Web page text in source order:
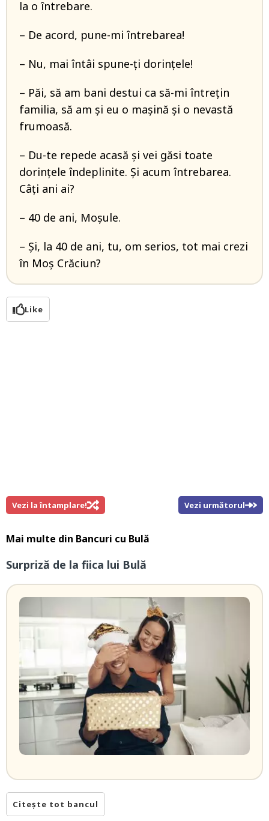
la o întrebare.
– De acord, pune-mi întrebarea!
– Nu, mai întâi spune-ţi dorinţele!
– Păi, să am bani destui ca să-mi întreţin
familia, să am şi eu o maşină şi o nevastă
frumoasă.
– Du-te repede acasă şi vei găsi toate
dorinţele îndeplinite. Şi acum întrebarea.
Câţi ani ai?
– 40 de ani, Moșule.
– Şi, la 40 de ani, tu, om serios, tot mai crezi
în Moş Crăciun?
Like
Vezi la întamplare! Vezi următorul
Mai multe din Bancuri cu Bulă
Surpriză de la fiica lui Bulă
Citește tot bancul